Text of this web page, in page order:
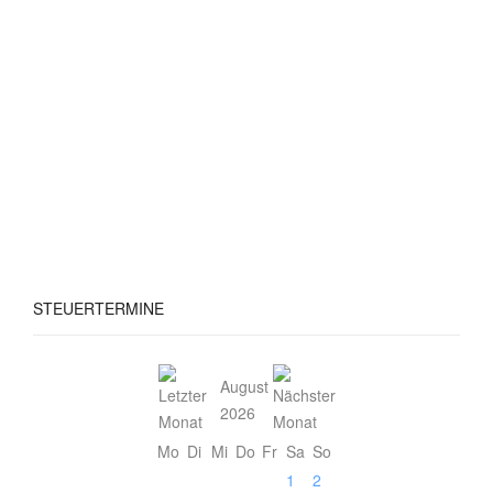
STEUERTERMINE
August
2026
Mo Di Mi Do Fr Sa So
1
2